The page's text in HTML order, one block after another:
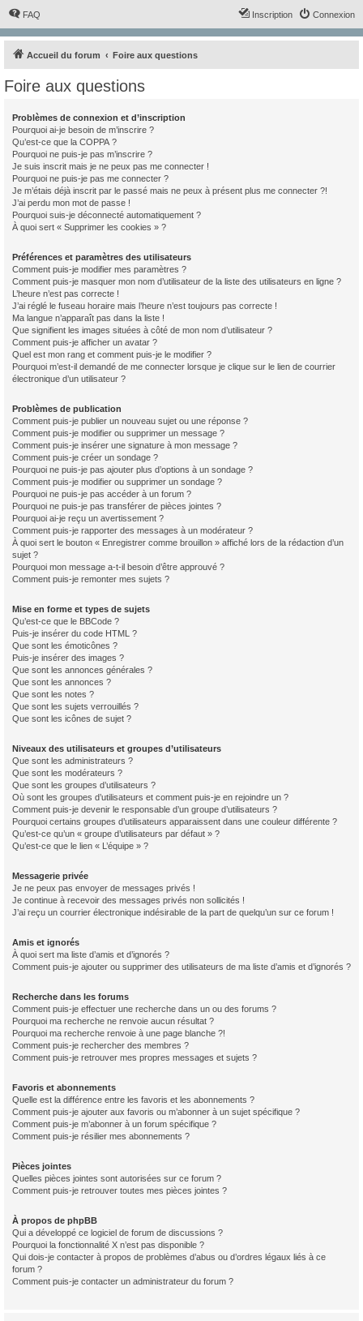
FAQ Connexion
Inscription
Accueil du forum Foire aux questions
Foire aux questions
Problèmes de connexion et d’inscription
Pourquoi ai-je besoin de m’inscrire ?
Qu’est-ce que la COPPA ?
Pourquoi ne puis-je pas m’inscrire ?
Je suis inscrit mais je ne peux pas me connecter !
Pourquoi ne puis-je pas me connecter ?
Je m’étais déjà inscrit par le passé mais ne peux à présent plus me connecter ?!
J’ai perdu mon mot de passe !
Pourquoi suis-je déconnecté automatiquement ?
À quoi sert « Supprimer les cookies » ?
Préférences et paramètres des utilisateurs
Comment puis-je modifier mes paramètres ?
Comment puis-je masquer mon nom d’utilisateur de la liste des utilisateurs en ligne ?
L’heure n’est pas correcte !
J’ai réglé le fuseau horaire mais l’heure n’est toujours pas correcte !
Ma langue n’apparaît pas dans la liste !
Que signifient les images situées à côté de mon nom d’utilisateur ?
Comment puis-je afficher un avatar ?
Quel est mon rang et comment puis-je le modifier ?
Pourquoi m’est-il demandé de me connecter lorsque je clique sur le lien de courrier
électronique d’un utilisateur ?
Problèmes de publication
Comment puis-je publier un nouveau sujet ou une réponse ?
Comment puis-je modifier ou supprimer un message ?
Comment puis-je insérer une signature à mon message ?
Comment puis-je créer un sondage ?
Pourquoi ne puis-je pas ajouter plus d’options à un sondage ?
Comment puis-je modifier ou supprimer un sondage ?
Pourquoi ne puis-je pas accéder à un forum ?
Pourquoi ne puis-je pas transférer de pièces jointes ?
Pourquoi ai-je reçu un avertissement ?
Comment puis-je rapporter des messages à un modérateur ?
À quoi sert le bouton « Enregistrer comme brouillon » affiché lors de la rédaction d’un
sujet ?
Pourquoi mon message a-t-il besoin d’être approuvé ?
Comment puis-je remonter mes sujets ?
Mise en forme et types de sujets
Qu’est-ce que le BBCode ?
Puis-je insérer du code HTML ?
Que sont les émoticônes ?
Puis-je insérer des images ?
Que sont les annonces générales ?
Que sont les annonces ?
Que sont les notes ?
Que sont les sujets verrouillés ?
Que sont les icônes de sujet ?
Niveaux des utilisateurs et groupes d’utilisateurs
Que sont les administrateurs ?
Que sont les modérateurs ?
Que sont les groupes d’utilisateurs ?
Où sont les groupes d’utilisateurs et comment puis-je en rejoindre un ?
Comment puis-je devenir le responsable d’un groupe d’utilisateurs ?
Pourquoi certains groupes d’utilisateurs apparaissent dans une couleur différente ?
Qu’est-ce qu’un « groupe d’utilisateurs par défaut » ?
Qu’est-ce que le lien « L’équipe » ?
Messagerie privée
Je ne peux pas envoyer de messages privés !
Je continue à recevoir des messages privés non sollicités !
J’ai reçu un courrier électronique indésirable de la part de quelqu’un sur ce forum !
Amis et ignorés
À quoi sert ma liste d’amis et d’ignorés ?
Comment puis-je ajouter ou supprimer des utilisateurs de ma liste d’amis et d’ignorés ?
Recherche dans les forums
Comment puis-je effectuer une recherche dans un ou des forums ?
Pourquoi ma recherche ne renvoie aucun résultat ?
Pourquoi ma recherche renvoie à une page blanche ?!
Comment puis-je rechercher des membres ?
Comment puis-je retrouver mes propres messages et sujets ?
Favoris et abonnements
Quelle est la différence entre les favoris et les abonnements ?
Comment puis-je ajouter aux favoris ou m’abonner à un sujet spécifique ?
Comment puis-je m’abonner à un forum spécifique ?
Comment puis-je résilier mes abonnements ?
Pièces jointes
Quelles pièces jointes sont autorisées sur ce forum ?
Comment puis-je retrouver toutes mes pièces jointes ?
À propos de phpBB
Qui a développé ce logiciel de forum de discussions ?
Pourquoi la fonctionnalité X n’est pas disponible ?
Qui dois-je contacter à propos de problèmes d’abus ou d’ordres légaux liés à ce
forum ?
Comment puis-je contacter un administrateur du forum ?